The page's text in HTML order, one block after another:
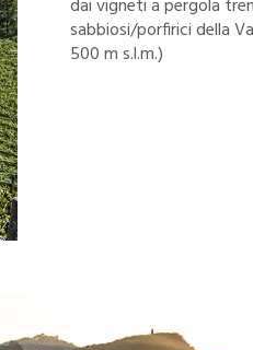
dai vigneti a pergola
sabbiosi/porfirici della
500 m s.l.m.)